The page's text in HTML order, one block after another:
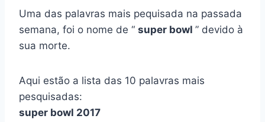
Uma das palavras mais pequisada na passada
semana, foi o nome de “ super bowl ” devido à
sua morte.
Aqui estão a lista das 10 palavras mais
pesquisadas:
super bowl 2017